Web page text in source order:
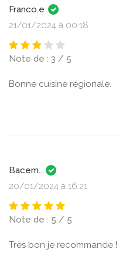
Franco.e
21/01/2024 à 00:18
Note de : 3 / 5
Bonne cuisine régionale.
Bacem..
20/01/2024 à 16:21
Note de : 5 / 5
Très bon je recommande !